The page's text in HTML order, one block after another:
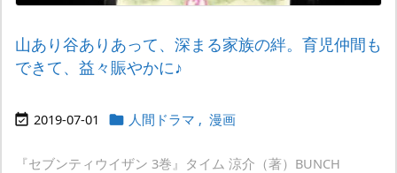
山あり谷ありあって、深まる家族の絆。育児仲間も
できて、益々賑やかに♪
 2019-07-01  人間ドラマ , 漫画
『セブンティウイザン 3巻』タイム 涼介（著）BUNCH